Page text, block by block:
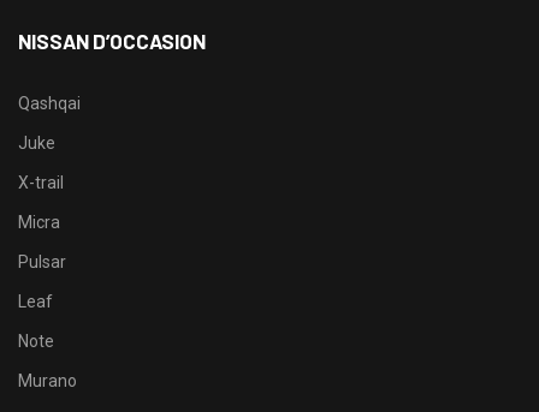
NISSAN D’OCCASION
Qashqai
Juke
X-trail
Micra
Pulsar
Leaf
Note
Murano